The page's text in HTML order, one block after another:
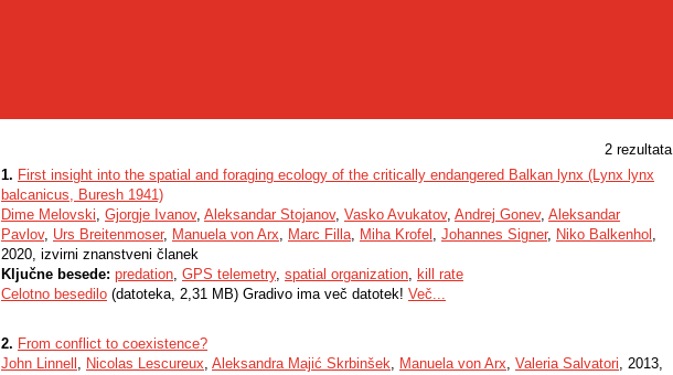
2 rezultata
1. First insight into the spatial and foraging ecology of the critically endangered Balkan lynx (Lynx lynx
balcanicus, Buresh 1941)
Dime Melovski, Gjorgje Ivanov, Aleksandar Stojanov, Vasko Avukatov, Andrej Gonev, Aleksandar
Pavlov, Urs Breitenmoser, Manuela von Arx, Marc Filla, Miha Krofel , Johannes Signer, Niko Balkenhol ,
2020, izvirni znanstveni članek
Ključne besede: predation, GPS telemetry, spatial organization, kill rate
Celotno besedilo (datoteka, 2,31 MB) Gradivo ima več datotek! Več...
2. From conflict to coexistence?
John Linnell , Nicolas Lescureux, Aleksandra Majić Skrbinšek, Manuela von Arx, Valeria Salvatori, 2013,